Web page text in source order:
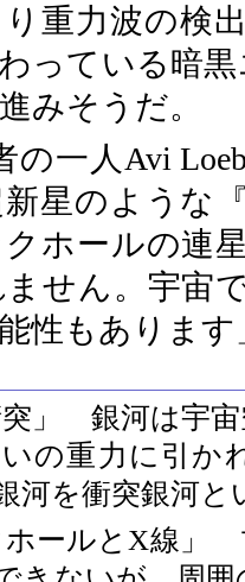
重力波の検
っている暗
みそうだ。
の一人Avi
星のような
ホールの連
せん。宇宙
性もあります
」 銀河は宇
の重力に引か
河を衝突銀河と
ホールとX線」